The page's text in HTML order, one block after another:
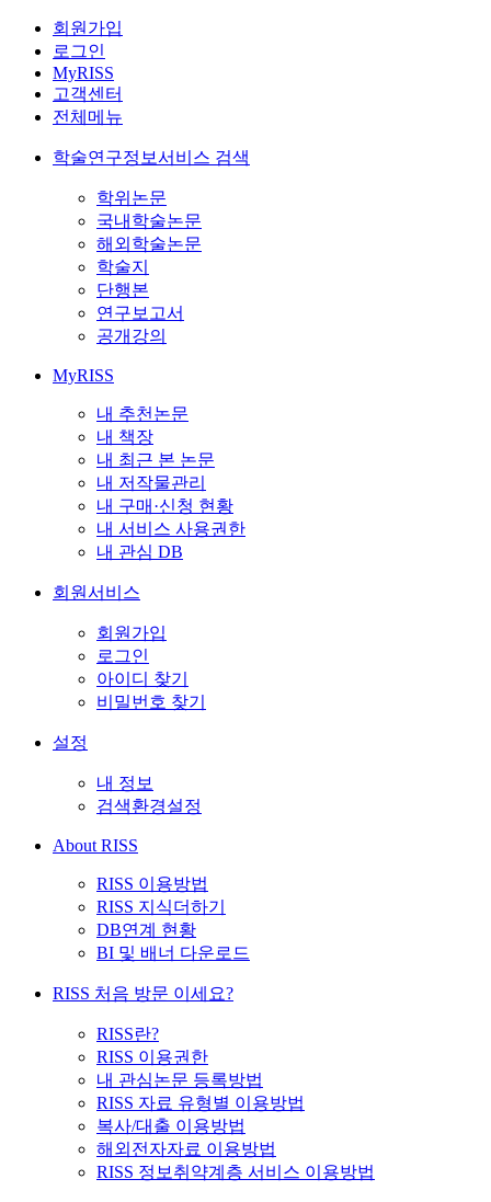
회원가입
로그인
MyRISS
고객센터
전체메뉴
학술연구정보서비스 검색
학위논문
국내학술논문
해외학술논문
학술지
단행본
연구보고서
공개강의
MyRISS
내 추천논문
내 책장
내 최근 본 논문
내 저작물관리
내 구매·신청 현황
내 서비스 사용권한
내 관심 DB
회원서비스
회원가입
로그인
아이디 찾기
비밀번호 찾기
설정
내 정보
검색환경설정
About RISS
RISS 이용방법
RISS 지식더하기
DB연계 현황
BI 및 배너 다운로드
RISS 처음 방문 이세요?
RISS란?
RISS 이용권한
내 관심논문 등록방법
RISS 자료 유형별 이용방법
복사/대출 이용방법
해외전자자료 이용방법
RISS 정보취약계층 서비스 이용방법